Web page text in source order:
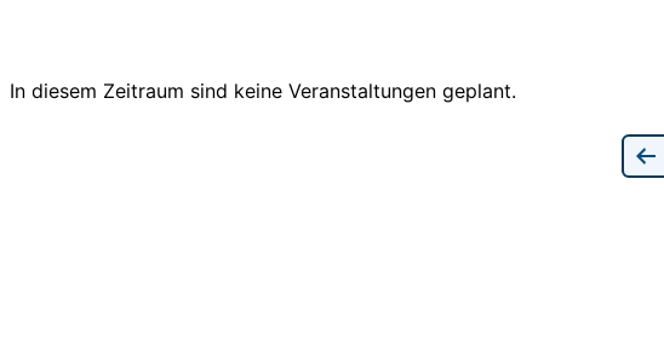
In diesem Zeitraum sind keine Veranstaltungen geplant.